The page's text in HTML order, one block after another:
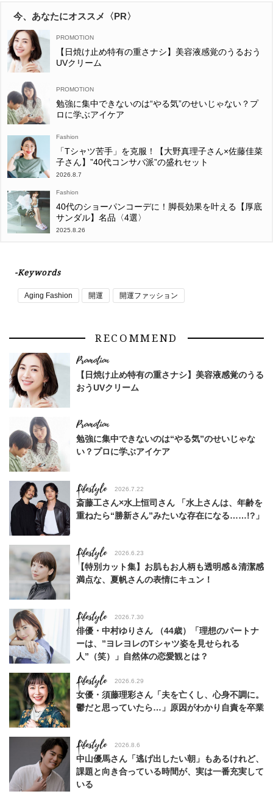
今、あなたにオススメ〈PR〉
【日焼け止め特有の重さナシ】美容液感覚のうるおう
UVクリーム
勉強に集中できないのは“やる気”のせいじゃない？プ
ロに学ぶアイケア
Fashion
「Tシャツ苦手」を克服！【大野真理子さん×佐藤佳菜
子さん】”40代コンサバ派”の盛れセット
2026.8.7
Fashion
40代のショーパンコーデに！脚長効果を叶える【厚底
サンダル】名品〈4選〉
2025.8.26
-Keywords
Aging Fashion 開運 開運ファッション
RECOMMEND
【日焼け止め特有の重さナシ】美容液感覚のうる
おうUVクリーム
勉強に集中できないのは“やる気”のせいじゃな
い？プロに学ぶアイケア
Lifestyle 2026.7.22
斎藤工さん×水上恒司さん 「水上さんは、年齢を
重ねたら“勝新さん”みたいな存在になる……!?」
Lifestyle 2026.6.23
【特別カット集】お肌もお人柄も透明感＆清潔感
満点な、夏帆さんの表情にキュン！
Lifestyle 2026.7.30
俳優・中村ゆりさん （44歳）「理想のパートナ
ーは、”ヨレヨレのTシャツ姿を見せられる
人”（笑）」自然体の恋愛観とは？
Lifestyle 2026.6.29
女優・須藤理彩さん「夫を亡くし、心身不調に。
鬱だと思っていたら…」原因がわかり自責を卒業
Lifestyle 2026.8.6
中山優馬さん「逃げ出したい朝」もあるけれど、
課題と向き合っている時間が、実は一番充実して
いる